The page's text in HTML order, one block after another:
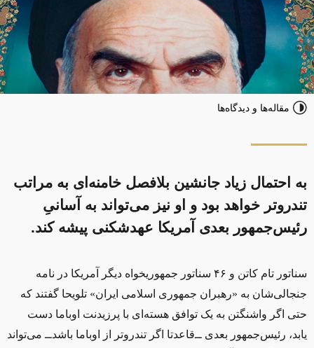
مقاله‌ها و دیدگاه‌ها
به احتمال زیاد جانشین بلافصل خامنه‌ای به مراتب
تندروتر خواهد بود و او نیز می‌تواند به آسانیِ
رئیس‌جمهور بعدی آمریکا عهدشکنی پیشه کند.
سناتور تام کاتن و ۴۶ سناتور جمهوریخواه دیگر آمریکا در نامه
جنجالی‌شان به «رهبران جمهوری اسلامی ایران» تلویحا گفتند که
حتی اگر واشنگتن به یک توافق هسته‌ای با پرزیدنت اوباما دست
یابد، رئیس‌جمهور بعدی ‌ــ‌قاعدتا اگر تندروتر از اوباما باشد‌ــ‌ می‌تواند